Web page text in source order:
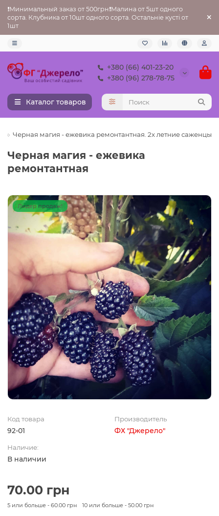
❗Минимальный заказ от 500грн❗Малина от 5шт одного
сорта. Клубника от 10шт одного сорта. Остальніе кусті от
1шт
+380 (66) 401-23-20
+380 (96) 278-78-75
Каталог товаров
Черная магия - ежевика ремонтантная. 2х летние саженцы
Черная магия - ежевика
ремонтантная
Лидер продаж!
Код товара
92-01
Производитель
ФХ "Джерело"
Наличие:
В наличии
70.00 грн
5 или больше - 60.00 грн 10 или больше - 50.00 грн